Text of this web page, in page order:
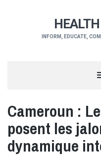
INFORM, EDUCATE,
Cameroun :
posent les
dynamique